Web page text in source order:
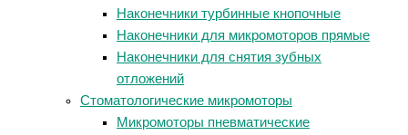
Наконечники турбинные кнопочные
Наконечники для микромоторов прямые
Наконечники для снятия зубных
отложений
Стоматологические микромоторы
Микромоторы пневматические